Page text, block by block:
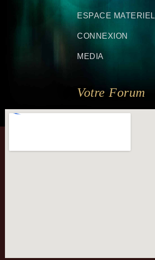
ESPACE MATERIEL
CONNEXION
MEDIA
Votre Forum